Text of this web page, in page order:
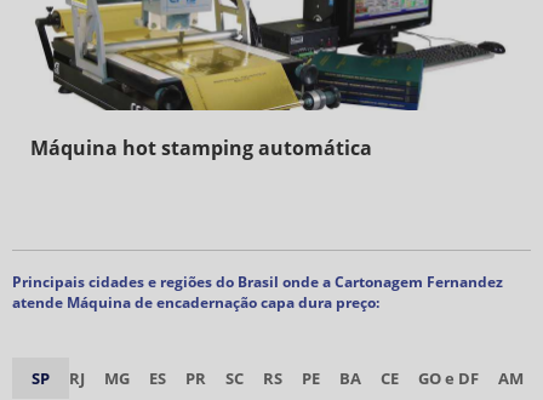
Máquina hot stamping automática
Principais cidades e regiões do Brasil onde a Cartonagem Fernandez
atende Máquina de encadernação capa dura preço:
SP RJ MG ES PR SC RS PE BA CE GO e DF
AM